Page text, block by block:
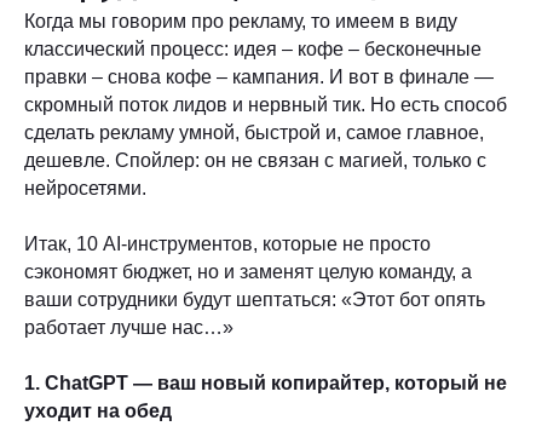
Когда мы говорим про рекламу, то имеем в виду
классический процесс: идея – кофе – бесконечные
правки – снова кофе – кампания. И вот в финале —
скромный поток лидов и нервный тик. Но есть способ
сделать рекламу умной, быстрой и, самое главное,
дешевле. Спойлер: он не связан с магией, только с
нейросетями.
Итак, 10 AI-инструментов, которые не просто
сэкономят бюджет, но и заменят целую команду, а
ваши сотрудники будут шептаться: «Этот бот опять
работает лучше нас…»
1. ChatGPT — ваш новый копирайтер, который не
уходит на обед